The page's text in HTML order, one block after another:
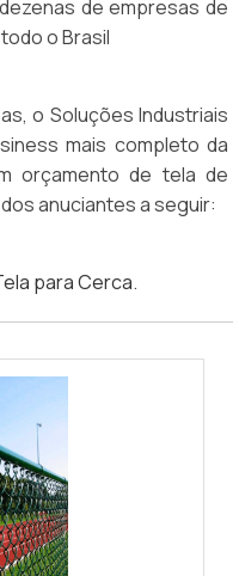
de empresas de
o Brasil
o Soluções Industriais
mais completo da
orçamento de tela de
anuciantes a seguir:
para Cerca.